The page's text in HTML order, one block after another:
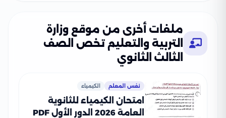
ملفات أخرى من موقع وزارة
التربية والتعليم تخص الصف
الثالث الثانوي
نفس المعلم الكيمياء
امتحان الكيمياء للثانوية
العامة 2026 الدور الأول PDF